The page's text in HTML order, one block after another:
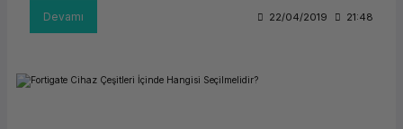
Devamı 22/04/2019 21:48